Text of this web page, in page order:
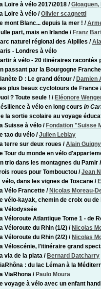
Loire à vélo 2017/2018 /Gloaguen,
Loire à vélo /Olivier scagnetti
mont Blanc... depuis la mer ! /
part, mais en Irlande / Franz
naturel régional des Alpilles /
- Londres à vélo
à vélo - 20 itinéraires racontés
passant par la Bourgogne
D : Le grand détour / Damien
plus beaux cyclotours de France
? Toute seule ! / Eléonore
à vélo en long cours in
la sortie scolaire au voyage
Suisse à vélo / Fondation "Suisse
tao du vélo /Julien Leblay
terre sur deux roues /Alain Guigny
Tour du monde en vélo
trio dans les montagnes du Pamir
roues pour Tombouctou /Jean
vélo, dans les vignes de Toscane /
Vélo Francette / Nicolas Moreau-
vélo-kayak, chemin de croix ou de
Vélodyssée
Véloroute Atlantique Tome 1 - de
Véloroute du Rhin (1/2) / Nicolas
Véloroute du Rhin (2/2) / Nicolas
Véloscénie, l'itinéraire grand
via de la plata / Bernard Datcharry
: du lac Léman à la
ViaRhona / Paulo Moura
voyage à vélo avec un enfant